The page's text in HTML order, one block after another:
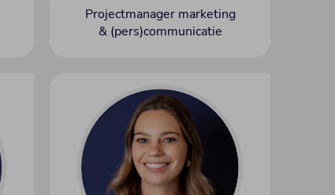
Projectmanager marketing
& (pers)communicatie